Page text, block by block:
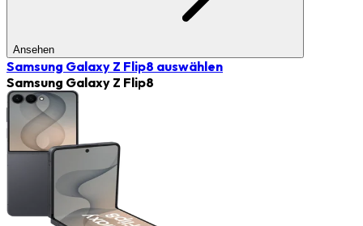
Ansehen
Samsung Galaxy Z Flip8 auswählen
Samsung Galaxy Z Flip8